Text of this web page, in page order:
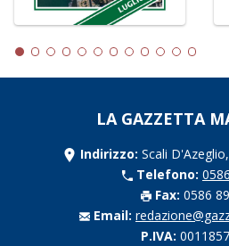
LA GAZZETTA
Indirizzo: Scali
Telefono:
Fax: 0586
Email:
P.IVA: